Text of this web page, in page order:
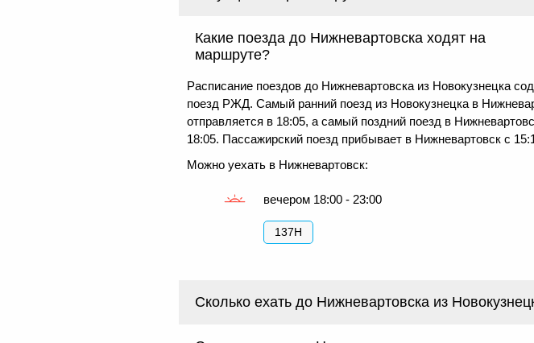
Какие поезда до Нижневартовска ходят на
маршруте?
Расписание поездов до Нижневартовска из Новокузнецка
поезд РЖД. Самый ранний поезд из Новокузнецка в
отправляется в 18:05, а самый поздний поезд в
18:05. Пассажирский поезд прибывает в Нижневартовск с
Можно уехать в Нижневартовск:
вечером 18:00 - 23:00
137Н
Сколько ехать до Нижневартовска из